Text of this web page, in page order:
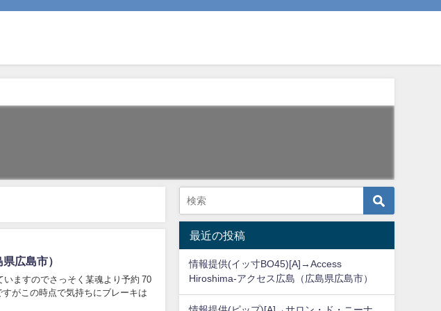
広島市）
ますのでさっそく某魂より予約 70
がこの時点で気持ちにブレーキは
最近の投稿
情報提供(イッ寸BO45)[A]→Access
Hiroshima-アクセス広島（広島県広島市）